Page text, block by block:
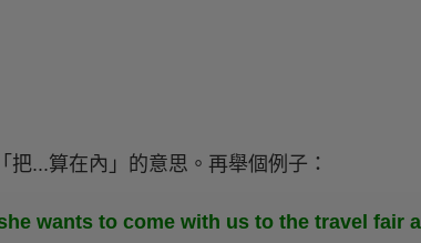
...算在內」的意思。再舉個例子：
wants to come with us to the travel fair